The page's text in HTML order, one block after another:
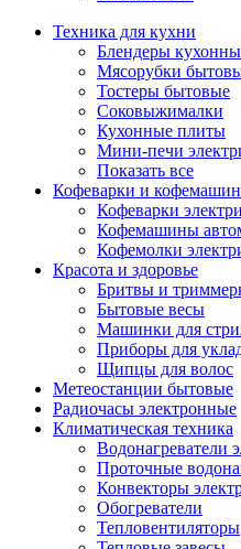
Техника для кухни
Блендеры
Мясорубки
Тостеры бытовые
Соковыжималки
Кухонные плиты
Мини-печи
Показать все
Кофеварки и
Кофеварки
Кофемашины
Кофемолки
Красота и здоровье
Бритвы и
Бытовые весы
Машинки для
Приборы для
Щипцы для волос
Метеостанции бытовые
Радиочасы электронные
Климатическая техника
Водонагреватели
Проточные
Конвекторы
Обогреватели
Тепловентиляторы